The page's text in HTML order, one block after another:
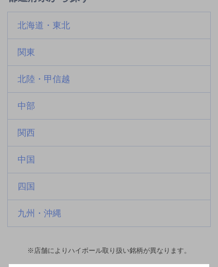
北海道・東北
関東
北陸・甲信越
中部
関西
中国
四国
九州・沖縄
※店舗によりハイボール取り扱い銘柄が異なります。